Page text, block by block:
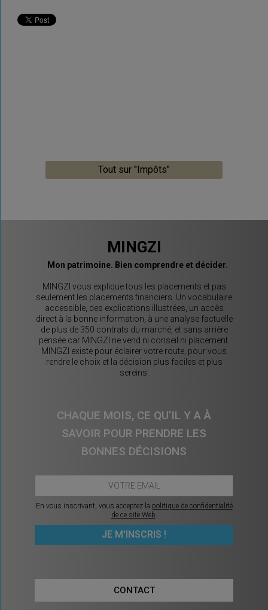
Tout sur "Impôts"
MINGZI
Mon patrimoine. Bien comprendre et décider.
MINGZI vous explique tous les placements et pas
seulement les placements financiers. Un vocabulaire
accessible, des explications illustrées, un accès
direct à la bonne information, à une analyse factuelle
de plus de 350 contrats du marché, et sans arrière
pensée car MINGZI ne vend ni conseil ni placement.
MINGZI existe pour éclairer votre route, pour vous
rendre le choix et la décision plus faciles et plus
sereins.
CHAQUE MOIS, CE QU’IL Y A À
SAVOIR POUR PRENDRE LES
BONNES DÉCISIONS
En vous inscrivant, vous acceptez la politique de confidentialité
de ce site Web.
CONTACT